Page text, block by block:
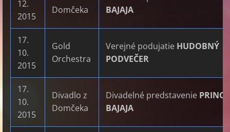
12.
2015
Domčeka
BAJAJA
17.
10.
2015
Gold
Orchestra
Verejné podujatie HUDOBNÝ
PODVEČER
17.
10.
2015
Divadlo z
Domčeka
Divadelné predstavenie PRINC
BAJAJA